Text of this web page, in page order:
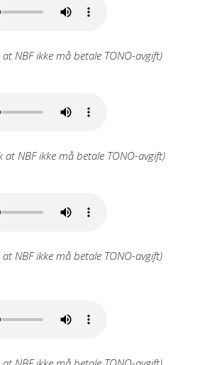
NBF ikke må betale TONO-avgift)
at NBF ikke må betale TONO-avgift)
NBF ikke må betale TONO-avgift)